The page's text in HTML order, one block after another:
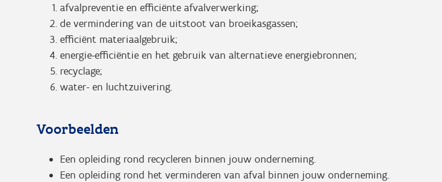
afvalpreventie en efficiënte afvalverwerking;
de vermindering van de uitstoot van broeikasgassen;
efficiënt materiaalgebruik;
energie-efficiëntie en het gebruik van alternatieve energiebronnen;
recyclage;
water- en luchtzuivering.
Voorbeelden
Een opleiding rond recycleren binnen jouw onderneming.
Een opleiding rond het verminderen van afval binnen jouw onderneming.